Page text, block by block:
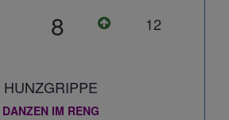
8 12
HUNZGRIPPE
DANZEN IM RENG